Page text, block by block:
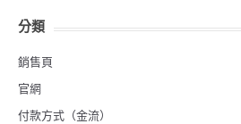
分類
銷售頁
官網
付款方式（金流）